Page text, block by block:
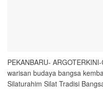
PEKANBARU-
warisan budaya bangsa
Silaturahim Silat Tradisi